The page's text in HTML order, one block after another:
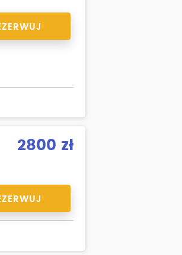
2800 zł